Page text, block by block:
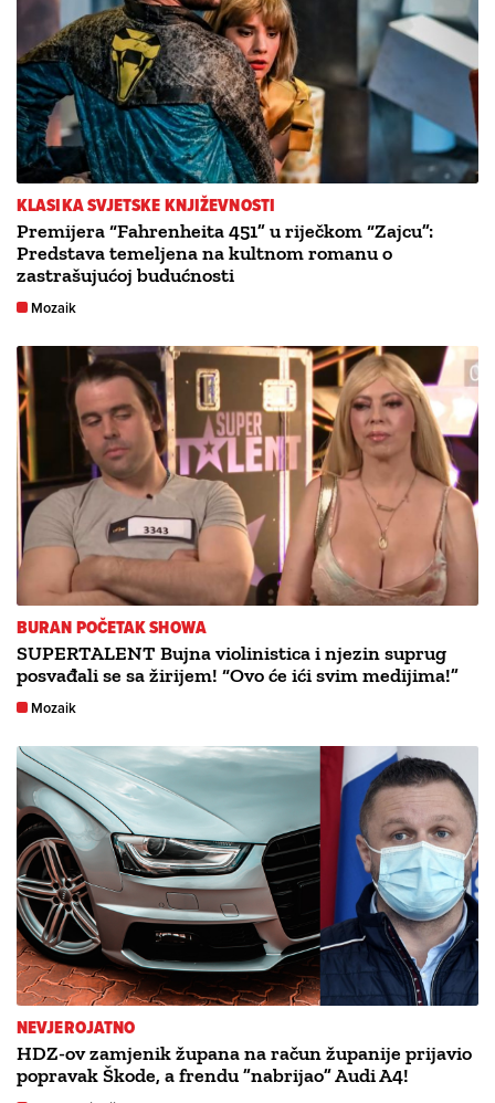
KLASIKA SVJETSKE KNJIŽEVNOSTI
Premijera “Fahrenheita 451” u riječkom “Zajcu”:
Predstava temeljena na kultnom romanu o
zastrašujućoj budućnosti
Mozaik
BURAN POČETAK SHOWA
SUPERTALENT Bujna violinistica i njezin suprug
posvađali se sa žirijem! “Ovo će ići svim medijima!”
Mozaik
NEVJEROJATNO
HDZ-ov zamjenik župana na račun županije prijavio
popravak Škode, a frendu ”nabrijao” Audi A4!